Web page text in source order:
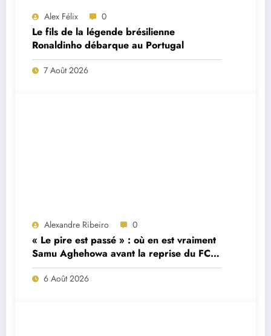
Alex Félix 0
Le fils de la légende brésilienne
Ronaldinho débarque au Portugal
7 Août 2026
Alexandre Ribeiro 0
« Le pire est passé » : où en est vraiment
Samu Aghehowa avant la reprise du FC
Porto ?
6 Août 2026